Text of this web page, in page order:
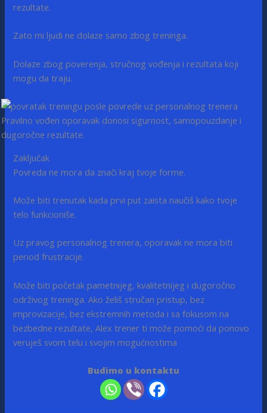
rezultate.
Zato mi ljudi ne dolaze samo zbog treninga.
Dolaze zbog poverenja, stručnog vođenja i rezultata koji
mogu da traju.
Pravilno vođen oporavak donosi sigurnost, samopouzdanje i
dugoročne rezultate.
Zaključak
Povreda ne mora da znači kraj tvoje forme.
Može biti trenutak kada prvi put zaista naučiš kako tvoje
telo funkcioniše.
Uz pravog personalnog trenera, oporavak ne mora biti
period frustracije.
Može biti početak pametnijeg, kvalitetnijeg i dugoročno
održivog treninga. Ako želiš stručan pristup, bez
improvizacije, bez ekstremnih metoda i sa fokusom na
bezbedne rezultate, Alex trener ti može pomoći da ponovo
veruješ svom telu i svojim mogućnostima
Budimo u kontaktu